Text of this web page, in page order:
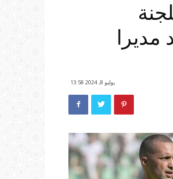
يوليو 8, 2024 13:58